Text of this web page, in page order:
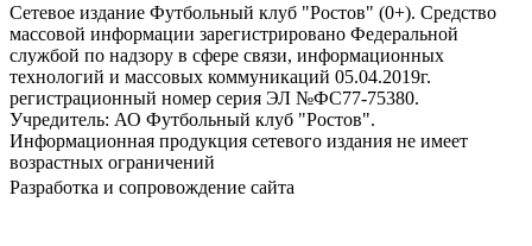
Сетевое издание Футбольный клуб "Ростов" (0+). Средство
массовой информации зарегистрировано Федеральной
службой по надзору в сфере связи, информационных
технологий и массовых коммуникаций 05.04.2019г.
регистрационный номер серия ЭЛ №ФС77-75380.
Учредитель: АО Футбольный клуб "Ростов".
Информационная продукция сетевого издания не имеет
возрастных ограничений
Разработка и сопровождение сайта